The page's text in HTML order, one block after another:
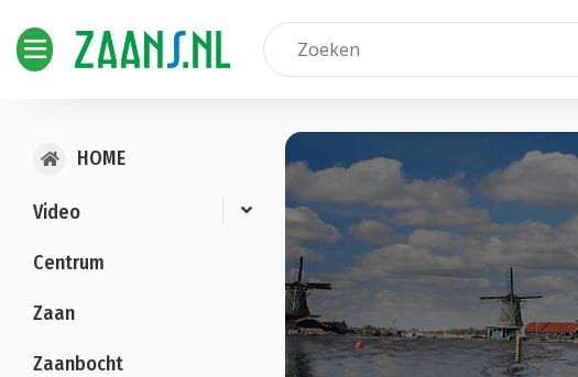
HOME
Video
Centrum
Zaan
Zaanbocht